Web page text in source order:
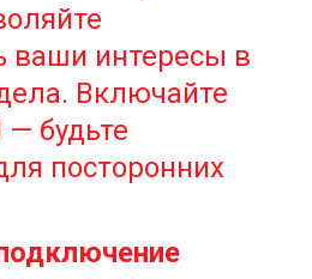
ваши интересы в
Включайте
— будьте
посторонних